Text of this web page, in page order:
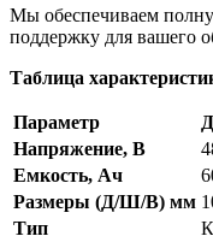
Мы обеспечиваем
поддержку для вашего
Таблица
Параметр
Напряжение, В
Емкость, Ач
Размеры (Д/Ш/В) мм
Тип